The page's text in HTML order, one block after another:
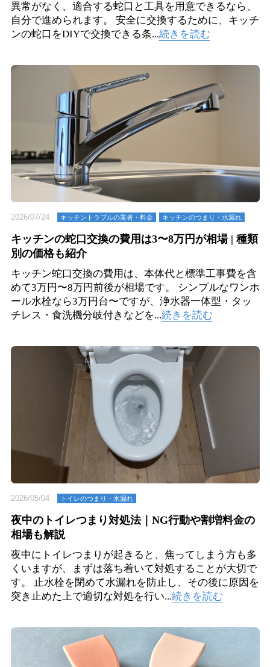
異常がなく、適合する蛇口と工具を用意できるなら、
自分で進められます。 安全に交換するために、キッチ
ンの蛇口をDIYで交換できる条...続きを読む
2026/07/24 キッチントラブルの業者・料金 キッチンのつまり・⽔漏れ
キッチンの蛇口交換の費用は3〜8万円が相場 | 種類
別の価格も紹介
キッチン蛇口交換の費用は、本体代と標準工事費を含
めて3万円〜8万円前後が相場です。 シンプルなワンホ
ール水栓なら3万円台〜ですが、浄水器一体型・タッ
チレス・食洗機分岐付きなどを...続きを読む
2026/05/04 トイレのつまり・⽔漏れ
夜中のトイレつまり対処法｜NG行動や割増料金の
相場も解説
夜中にトイレつまりが起きると、焦ってしまう方も多
くいますが、まずは落ち着いて対処することが大切で
す。 止水栓を閉めて水漏れを防止し、その後に原因を
突き止めた上で適切な対処を行い...続きを読む